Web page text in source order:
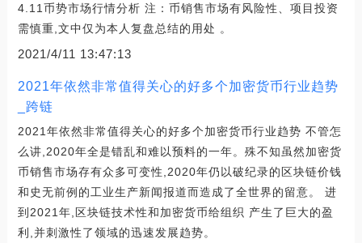
4.11币势市场行情分析 注：币销售市场有风险性、项目投资
需慎重,文中仅为本人复盘总结的用处 。
2021/4/11 13:47:13
2021年依然非常值得关心的好多个加密货币行业趋势
_跨链
2021年依然非常值得关心的好多个加密货币行业趋势 不管怎
么讲,2020年全是错乱和难以预料的一年。殊不知虽然加密货
币销售市场存有众多可变性,2020年仍以破纪录的区块链价钱
和史无前例的工业生产新闻报道而造成了全世界的留意。 进
到2021年,区块链技术性和加密货币给组织 产生了巨大的盈
利,并刺激性了领域的迅速发展趋势。